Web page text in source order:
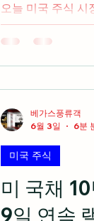
오늘 미국 주식 시
음(미 동부 시간
만 2000건으로 시
라델피아 반도체
하루를 기록 고금
S&P500의 9주 연
인 필수소비재와
만 달러 아래로
했고 코인베이스
페이스X의
락한 가운데 룰루
미 국채
9일 연속
미국 주식
베가스풍류객
6월 3일
6분